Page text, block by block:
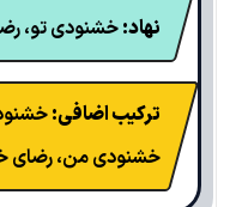
نهاد:خشنودی تو،
ترکیب اضافی:
خشنودی من، رضای